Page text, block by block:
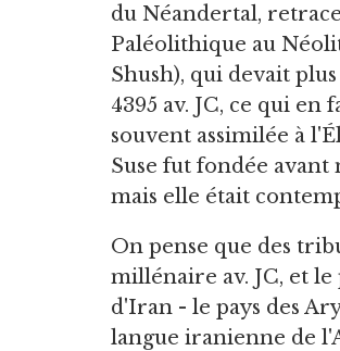
du Néandertal,
Paléolithique au
Shush), qui devait
4395 av. JC, ce qui
souvent assimilée à
Suse fut fondée avant
mais elle était
On pense que des
millénaire av. JC, et le
d'Iran - le pays des
langue iranienne de